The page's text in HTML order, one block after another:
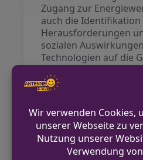
Zugang zur
auch die
Herausforderungen
sozialen
Technologien auf die
Das Vorhaben wird
Bundesstiftung Umwelt
gefördert. Es
und strebt somit die